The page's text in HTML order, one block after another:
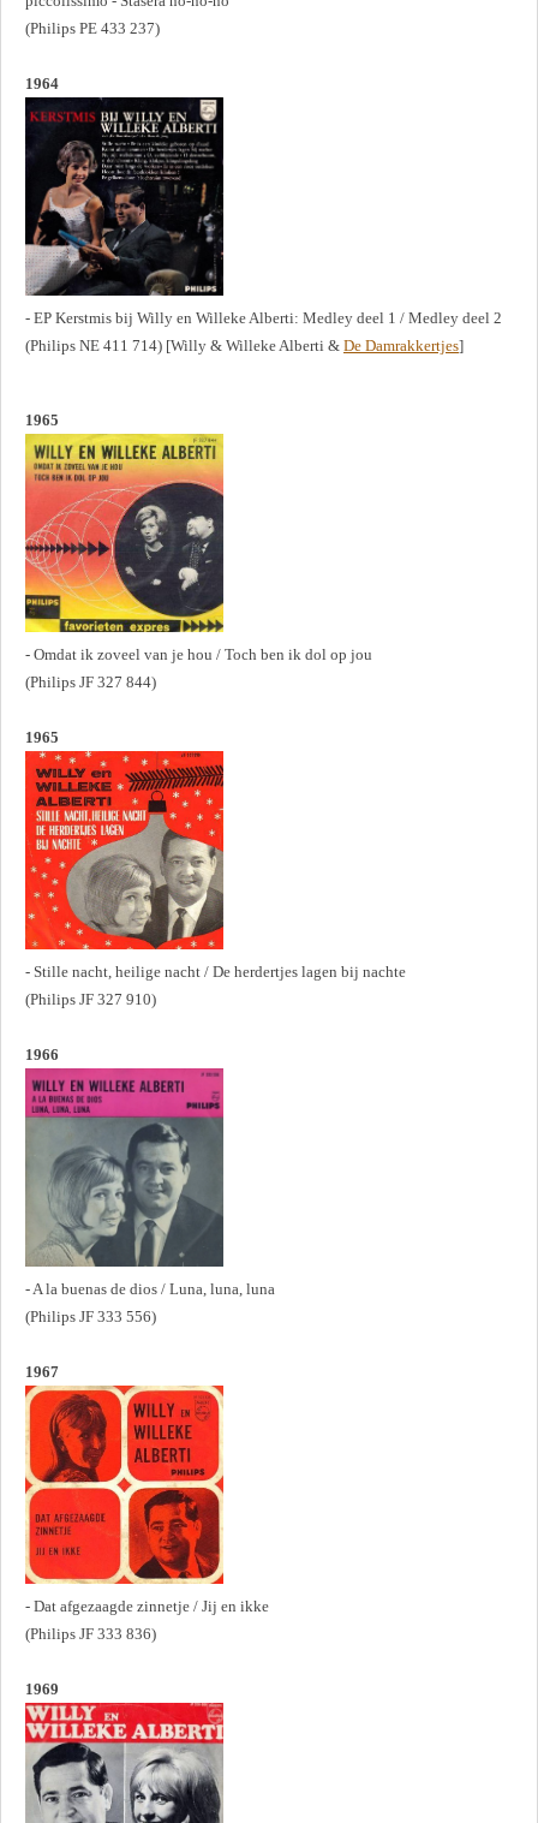
(Philips PE 433 237)
1964
- EP Kerstmis bij Willy en Willeke Alberti: Medley deel 1 / Medley deel 2
(Philips NE 411 714) [Willy & Willeke Alberti & De Damrakkertjes]
1965
- Omdat ik zoveel van je hou / Toch ben ik dol op jou
(Philips JF 327 844)
1965
- Stille nacht, heilige nacht / De herdertjes lagen bij nachte
(Philips JF 327 910)
1966
- A la buenas de dios / Luna, luna, luna
(Philips JF 333 556)
1967
- Dat afgezaagde zinnetje / Jij en ikke
(Philips JF 333 836)
1969